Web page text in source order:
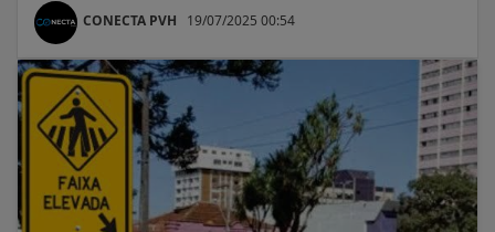
CONECTA PVH 19/07/2025 00:54